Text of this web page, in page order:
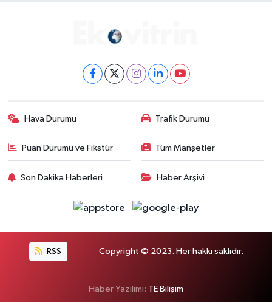
Hava Durumu Trafik Durumu
Puan Durumu ve Fikstür Tüm Manşetler
Son Dakika Haberleri Haber Arşivi
RSS Copyright © 2023. Her hakkı saklıdır.
Haber Yazılımı: TE Bilişim